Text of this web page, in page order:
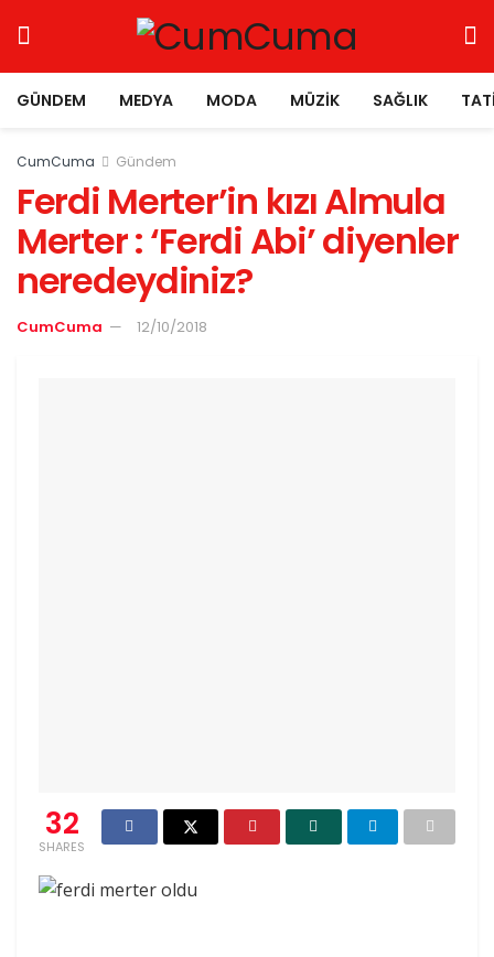
GÜNDEM MEDYA MODA MÜZIK SAĞLIK
CumCuma Gündem
Ferdi Merter’in kızı Almula
Merter : ‘Ferdi Abi’ diyenler
neredeydiniz?
CumCuma 12/10/2018
32
SHARES